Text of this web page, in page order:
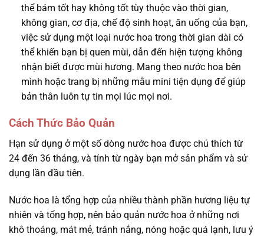
thể bám tốt hay không tốt tùy thuộc vào thời gian,
không gian, cơ địa, chế độ sinh hoạt, ăn uống của bạn,
việc sử dụng một loại nước hoa trong thời gian dài có
thể khiến bạn bị quen mùi, dẫn đến hiện tượng không
nhận biết được mùi hương. Mang theo nước hoa bên
mình hoặc trang bị những mẫu mini tiện dụng để giúp
bản thân luôn tự tin mọi lúc mọi nơi.
Cách Thức Bảo Quản
Hạn sử dụng ở một số dòng nước hoa được chú thích từ
24 đến 36 tháng, và tính từ ngày bạn mở sản phẩm và sử
dụng lần đầu tiên.
Nước hoa là tổng hợp của nhiều thành phần hương liệu tự
nhiên và tổng hợp, nên bảo quản nước hoa ở những nơi
khô thoáng, mát mẻ, tránh nắng, nóng hoặc quá lạnh, lưu ý